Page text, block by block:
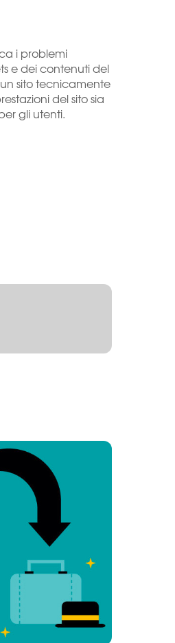
i problemi
e dei contenuti del
sito tecnicamente
del sito sia
gli utenti.